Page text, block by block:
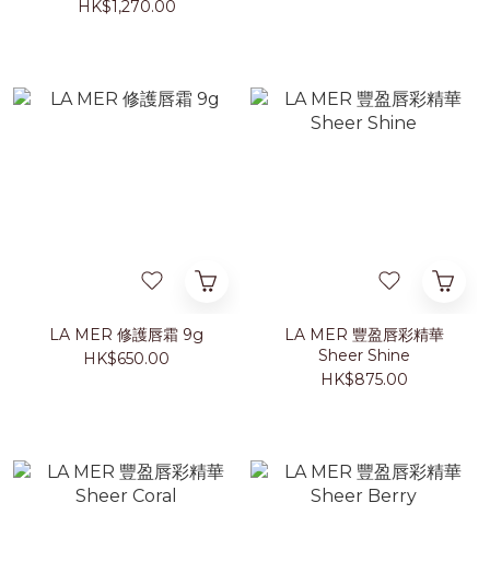
HK$1,270.00
LA MER 修護唇霜 9g
HK$650.00
LA MER 豐盈唇彩精華
Sheer Shine
HK$875.00